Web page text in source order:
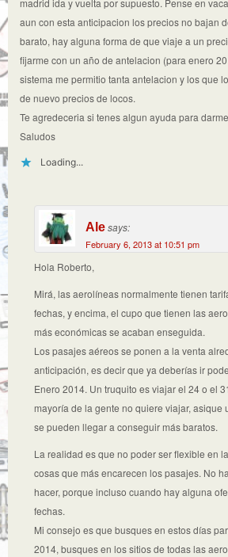
madrid ida y vuelta por supuesto. Pense en
aun con esta anticipacion los precios no bajan
barato, hay alguna forma de que viaje a un
fijarme con un año de antelacion (para enero
sistema me permitio tanta antelacion y los que
de nuevo precios de locos.
Te agredeceria si tenes algun ayuda para
Saludos
Loading...
Alesays:
February 6, 2013 at 10:51 pm
Hola Roberto,
Mirá, las aerolíneas normalmente tienen
fechas, y encima, el cupo que tienen las
más económicas se acaban enseguida.
Los pasajes aéreos se ponen a la venta
anticipación, es decir que ya deberías ir
Enero 2014. Un truquito es viajar el 24 o el
mayoría de la gente no quiere viajar, asique
se pueden llegar a conseguir más baratos.
La realidad es que no poder ser flexible en
cosas que más encarecen los pasajes. No
hacer, porque incluso cuando hay alguna
fechas.
Mi consejo es que busques en estos días
2014, busques en los sitios de todas las